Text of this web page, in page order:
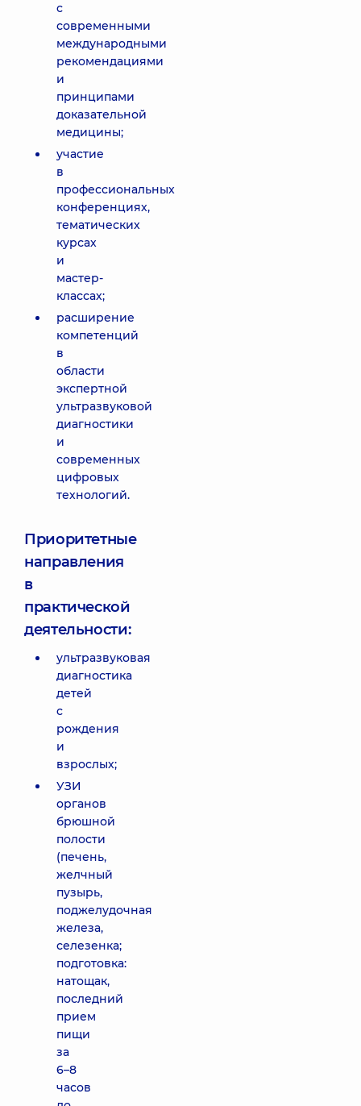
с
современными
международными
рекомендациями
и
принципами
доказательной
медицины;
участие
в
профессиональных
конференциях,
тематических
курсах
и
мастер-
классах;
расширение
компетенций
в
области
экспертной
ультразвуковой
диагностики
и
современных
цифровых
технологий.
Приоритетные
направления
в
практической
деятельности:
ультразвуковая
диагностика
детей
с
рождения
и
взрослых;
УЗИ
органов
брюшной
полости
(печень,
желчный
пузырь,
поджелудочная
железа,
селезенка;
подготовка:
натощак,
последний
прием
пищи
за
6–8
часов